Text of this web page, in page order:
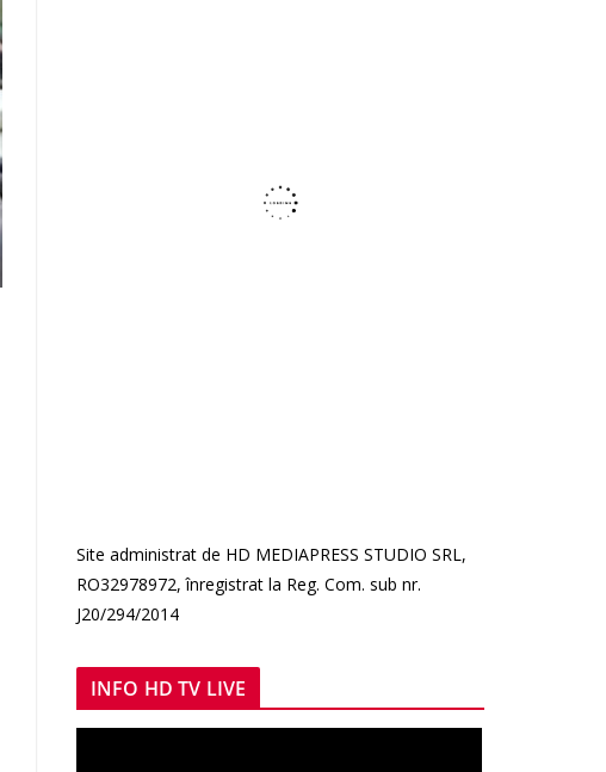
Site administrat de HD MEDIAPRESS STUDIO SRL,
RO32978972, înregistrat la Reg. Com. sub nr.
J20/294/2014
INFO HD TV LIVE